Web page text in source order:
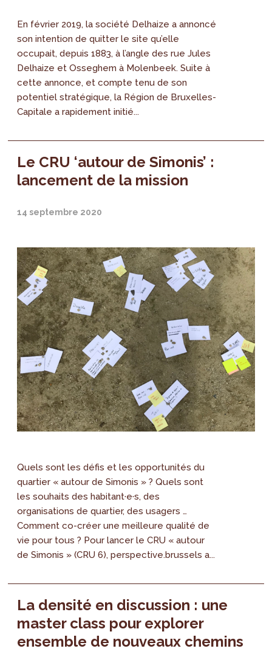
En février 2019, la société Delhaize a annoncé
son intention de quitter le site qu’elle
occupait, depuis 1883, à l’angle des rue Jules
Delhaize et Osseghem à Molenbeek. Suite à
cette annonce, et compte tenu de son
potentiel stratégique, la Région de Bruxelles-
Capitale a rapidement initié...
Le CRU ‘autour de Simonis’ :
lancement de la mission
14 septembre 2020
Quels sont les défis et les opportunités du
quartier « autour de Simonis » ? Quels sont
les souhaits des habitant·e·s, des
organisations de quartier, des usagers …
Comment co-créer une meilleure qualité de
vie pour tous ? Pour lancer le CRU « autour
de Simonis » (CRU 6), perspective.brussels a...
La densité en discussion : une
master class pour explorer
ensemble de nouveaux chemins